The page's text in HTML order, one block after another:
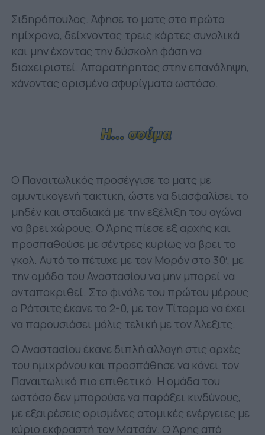
Σιδηρόπουλος. Άφησε το ματς στο πρώτο
ημίχρονο, δείχνοντας τρεις κάρτες συνολικά
και μην έχοντας την δύσκολη φάση να
διαχειριστεί. Απαρατήρητος στην επανάληψη,
χάνοντας ορισμένα σφυρίγματα ωστόσο.
Ο Παναιτωλικός προσέγγισε το ματς με
αμυντικογενή τακτική, ώστε να διασφαλίσει το
μηδέν και σταδιακά με την εξέλιξη του αγώνα
να βρει χώρους. Ο Άρης πίεσε εξ αρχής και
προσπαθούσε με σέντρες κυρίως να βρει το
γκολ. Αυτό το πέτυχε με τον Μορόν στο 30′, με
την ομάδα του Αναστασίου να μην μπορεί να
ανταποκριθεί. Στο φινάλε του πρώτου μέρους
ο Ράτσιτς έκανε το 2-0, με τον Τίτορμο να έχει
να παρουσιάσει μόλις τελική με τον Άλεξιτς.
Ο Αναστασίου έκανε διπλή αλλαγή στις αρχές
του ημιχρόνου και προσπάθησε να κάνει τον
Παναιτωλικό πιο επιθετικό. Η ομάδα του
ωστόσο δεν μπορούσε να παράξει κινδύνους,
με εξαιρέσεις ορισμένες ατομικές ενέργειες με
κύριο εκφραστή τον Ματσάν. Ο Άρης από